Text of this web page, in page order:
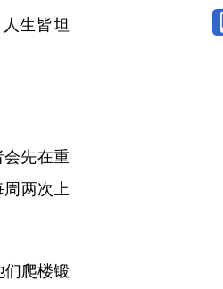
生皆坦
先在重
两次上
爬楼锻